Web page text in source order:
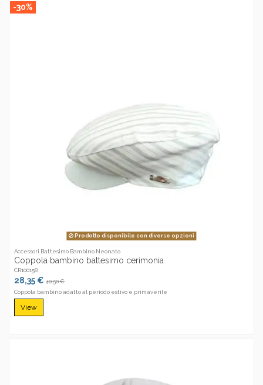
-30%
Prodotto disponibile con diverse opzioni
Accessori Battesimo Bambino Neonato
Coppola bambino battesimo cerimonia
CR100158
28,35 €40,50 €
Coppola bambino adatto al periodo estivo e primaverile
View